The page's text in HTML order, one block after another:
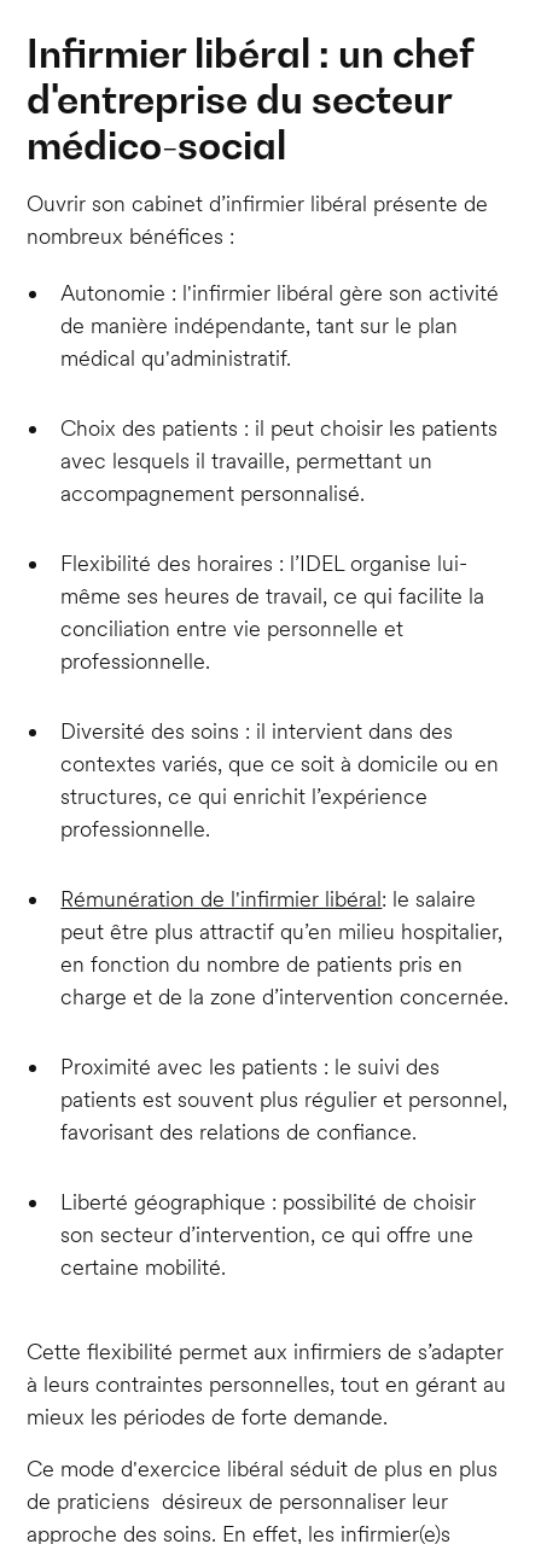
Infirmier libéral : un chef
d'entreprise du secteur
médico-social
Ouvrir son cabinet d’infirmier libéral présente de
nombreux bénéfices :
Autonomie : l'infirmier libéral gère son activité
de manière indépendante, tant sur le plan
médical qu'administratif.
Choix des patients : il peut choisir les patients
avec lesquels il travaille, permettant un
accompagnement personnalisé.
Flexibilité des horaires : l’IDEL organise lui-
même ses heures de travail, ce qui facilite la
conciliation entre vie personnelle et
professionnelle.
Diversité des soins : il intervient dans des
contextes variés, que ce soit à domicile ou en
structures, ce qui enrichit l’expérience
professionnelle.
Rémunération de l'infirmier libéral: le salaire
peut être plus attractif qu’en milieu hospitalier,
en fonction du nombre de patients pris en
charge et de la zone d’intervention concernée.
Proximité avec les patients : le suivi des
patients est souvent plus régulier et personnel,
favorisant des relations de confiance.
Liberté géographique : possibilité de choisir
son secteur d’intervention, ce qui offre une
certaine mobilité.
Cette flexibilité permet aux infirmiers de s’adapter
à leurs contraintes personnelles, tout en gérant au
mieux les périodes de forte demande.
Ce mode d'exercice libéral séduit de plus en plus
de praticiens désireux de personnaliser leur
approche des soins. En effet, les infirmier(e)s